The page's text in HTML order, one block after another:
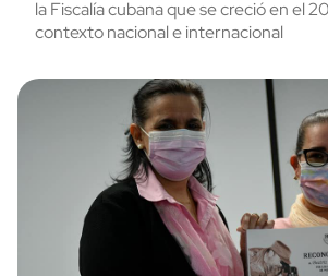
la Fiscalía cubana que se creció en el
contexto nacional e internacional